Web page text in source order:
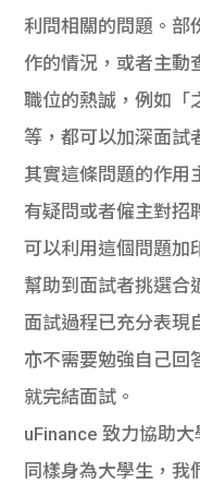
利問相關的問題。部
作的情況，或者主動
職位的熱誠，例如「
等，都可以加深面試
其實這條問題的作用
有疑問或者僱主對招
可以利用這個問題加
幫助到面試者挑選合
面試過程已充分表現
亦不需要勉強自己回
就完結面試。
uFinance 致力協助
同樣身為大學生，我